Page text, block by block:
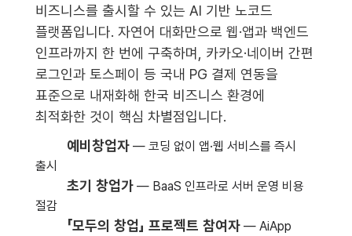
비즈니스를 출시할 수 있는 AI 기반 노코드
플랫폼입니다. 자연어 대화만으로 웹·앱과 백엔드
인프라까지 한 번에 구축하며, 카카오·네이버 간편
로그인과 토스페이 등 국내 PG 결제 연동을
표준으로 내재화해 한국 비즈니스 환경에
최적화한 것이 핵심 차별점입니다.
예비창업자— 코딩 없이 앱·웹 서비스를 즉시
출시
초기 창업가— BaaS 인프라로 서버 운영 비용
절감
「모두의 창업」 프로젝트 참여자— AiApp